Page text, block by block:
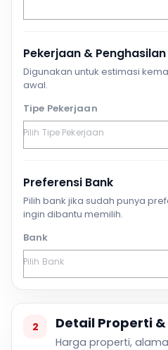
Pekerjaan & Penghasilan
Digunakan untuk estimasi
awal.
Tipe Pekerjaan
Preferensi Bank
Pilih bank jika sudah punya
ingin dibantu memilih.
Bank
2 Detail Properti
Harga properti,